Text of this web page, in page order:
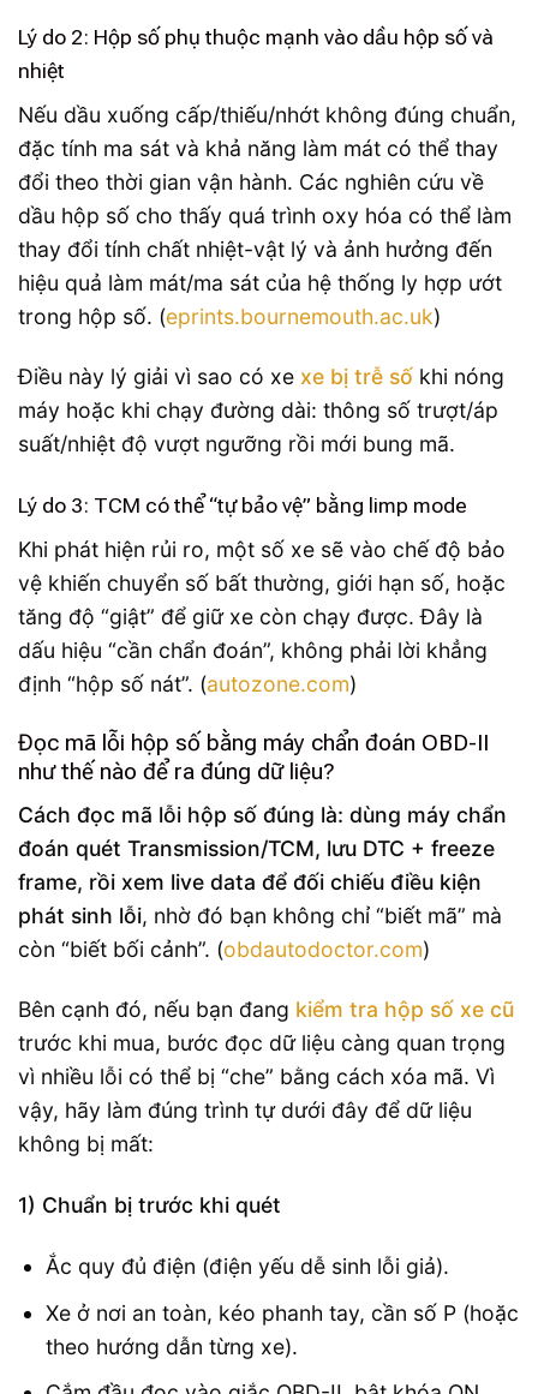
Lý do 2: Hộp số phụ thuộc mạnh vào dầu hộp số và
nhiệt
Nếu dầu xuống cấp/thiếu/nhớt không đúng chuẩn,
đặc tính ma sát và khả năng làm mát có thể thay
đổi theo thời gian vận hành. Các nghiên cứu về
dầu hộp số cho thấy quá trình oxy hóa có thể làm
thay đổi tính chất nhiệt-vật lý và ảnh hưởng đến
hiệu quả làm mát/ma sát của hệ thống ly hợp ướt
trong hộp số. (eprints.bournemouth.ac.uk)
Điều này lý giải vì sao có xe xe bị trễ số khi nóng
máy hoặc khi chạy đường dài: thông số trượt/áp
suất/nhiệt độ vượt ngưỡng rồi mới bung mã.
Lý do 3: TCM có thể “tự bảo vệ” bằng limp mode
Khi phát hiện rủi ro, một số xe sẽ vào chế độ bảo
vệ khiến chuyển số bất thường, giới hạn số, hoặc
tăng độ “giật” để giữ xe còn chạy được. Đây là
dấu hiệu “cần chẩn đoán”, không phải lời khẳng
định “hộp số nát”. (autozone.com)
Đọc mã lỗi hộp số bằng máy chẩn đoán OBD-II
như thế nào để ra đúng dữ liệu?
Cách đọc mã lỗi hộp số đúng là: dùng máy chẩn
đoán quét Transmission/TCM, lưu DTC + freeze
frame, rồi xem live data để đối chiếu điều kiện
phát sinh lỗi, nhờ đó bạn không chỉ “biết mã” mà
còn “biết bối cảnh”. (obdautodoctor.com)
Bên cạnh đó, nếu bạn đang kiểm tra hộp số xe cũ
trước khi mua, bước đọc dữ liệu càng quan trọng
vì nhiều lỗi có thể bị “che” bằng cách xóa mã. Vì
vậy, hãy làm đúng trình tự dưới đây để dữ liệu
không bị mất:
1) Chuẩn bị trước khi quét
Ắc quy đủ điện (điện yếu dễ sinh lỗi giả).
Xe ở nơi an toàn, kéo phanh tay, cần số P (hoặc
theo hướng dẫn từng xe).